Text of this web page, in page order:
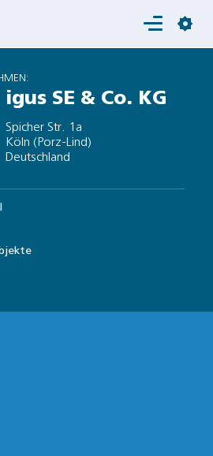
Login
igus SE & Co. KG
Spicher Str. 1a
Köln (Porz-Lind)
Deutschland